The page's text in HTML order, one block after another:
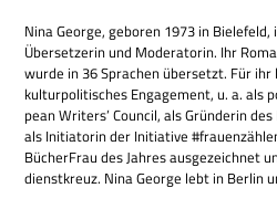
Nina George, gebo­ren 1973 in
Über­set­ze­rin und Mode­ra­to­rin. Ihr
wurde in 36 Spra­chen über­setzt. Für
kul­tur­po­li­ti­sches Enga­ge­ment, u. a. als
pean Wri­ters’ Coun­cil, als Grün­de­rin
als Initia­to­rin der Initia­tive
Bücher­Frau des Jah­res aus­ge­zeich­net
dienst­kreuz. Nina George lebt in Ber­lin